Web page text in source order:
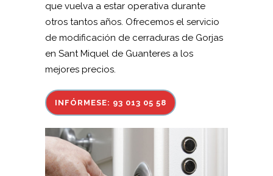
que vuelva a estar operativa durante
otros tantos años. Ofrecemos el servicio
de modificación de cerraduras de Gorjas
en Sant Miquel de Guanteres a los
mejores precios.
INFÓRMESE: 93 013 05 58